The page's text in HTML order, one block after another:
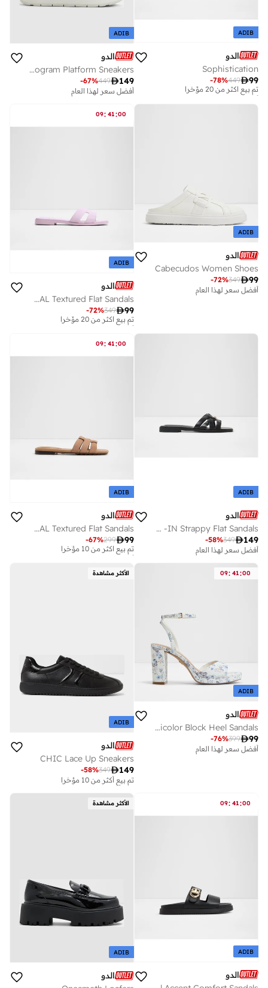
ADIB
الدو
Sophistication
99
449
-78%
أفضل سعر لهذا العام
تم بيع أكثر من 20 مؤخرا
أفضل سعر لهذا العام
تم بيع أكثر من 20 مؤخرا
ADIB
الدو
WHALLIAN Monogram Platform Sneakers
149
449
-67%
أفضل سعر لهذا العام
ADIB
الدو
Cabecudos Women Shoes
99
349
-72%
أفضل سعر لهذا العام
09: 41:00
ADIB
الدو
ITSANDAL Textured Flat Sandals
99
349
-72%
أفضل سعر لهذا العام
تم بيع أكثر من 20 مؤخرا
أفضل سعر لهذا العام
ADIB
الدو
JENNALERIEL -IN Strappy Flat Sandals
149
349
-58%
أفضل سعر لهذا العام
09: 41:00
ADIB
الدو
GOTOSANDAL Textured Flat Sandals
99
299
-67%
أفضل سعر لهذا العام
تم بيع أكثر من 10 مؤخرا
أفضل سعر لهذا العام
09: 41:00
ADIB
الدو
Gracious-In Women's Multicolor Block Heel Sandals
99
399
-76%
أفضل سعر لهذا العام
الأكثر مشاهدة
ADIB
الدو
CHIC Lace Up Sneakers
149
349
-58%
تم بيع أكثر من 10 مؤخرا
09: 41:00
ADIB
الدو
الأكثر مشاهدة
ADIB
الدو